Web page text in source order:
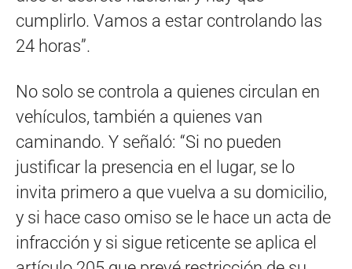
cumplirlo. Vamos a estar controlando las
24 horas”.
No solo se controla a quienes circulan en
vehículos, también a quienes van
caminando. Y señaló: “Si no pueden
justificar la presencia en el lugar, se lo
invita primero a que vuelva a su domicilio,
y si hace caso omiso se le hace un acta de
infracción y si sigue reticente se aplica el